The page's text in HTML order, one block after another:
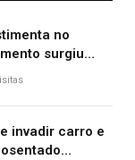
no
surgiu
mulher de
invadir carro e